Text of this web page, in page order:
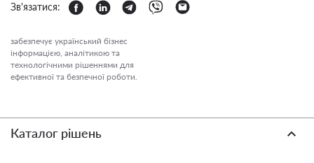
Зв'язатися:
забезпечує український бізнес
інформацією, аналітикою та
технологічними рішеннями для
ефективної та безпечної роботи.
Каталог рішень